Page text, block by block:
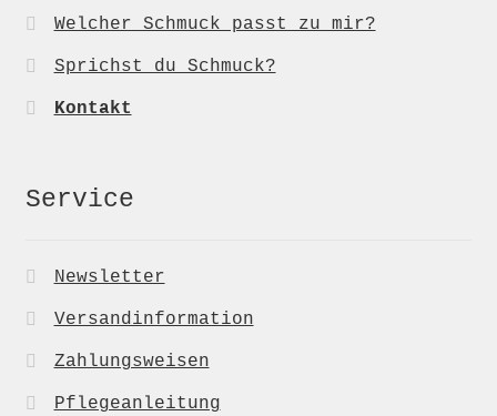
Welcher Schmuck passt zu mir?
Sprichst du Schmuck?
Kontakt
Service
Newsletter
Versandinformation
Zahlungsweisen
Pflegeanleitung